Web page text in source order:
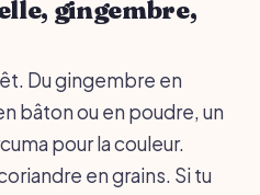
gingembre,
Du gingembre en
bâton ou en poudre, un
pour la couleur.
en grains. Si tu